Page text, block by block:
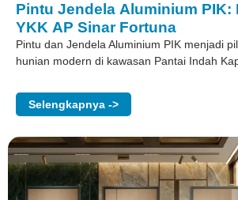
Pintu Jendela Aluminium PIK:
YKK AP Sinar Fortuna
Pintu dan Jendela Aluminium PIK menjadi
hunian modern di kawasan Pantai Indah
Selengkapnya ->